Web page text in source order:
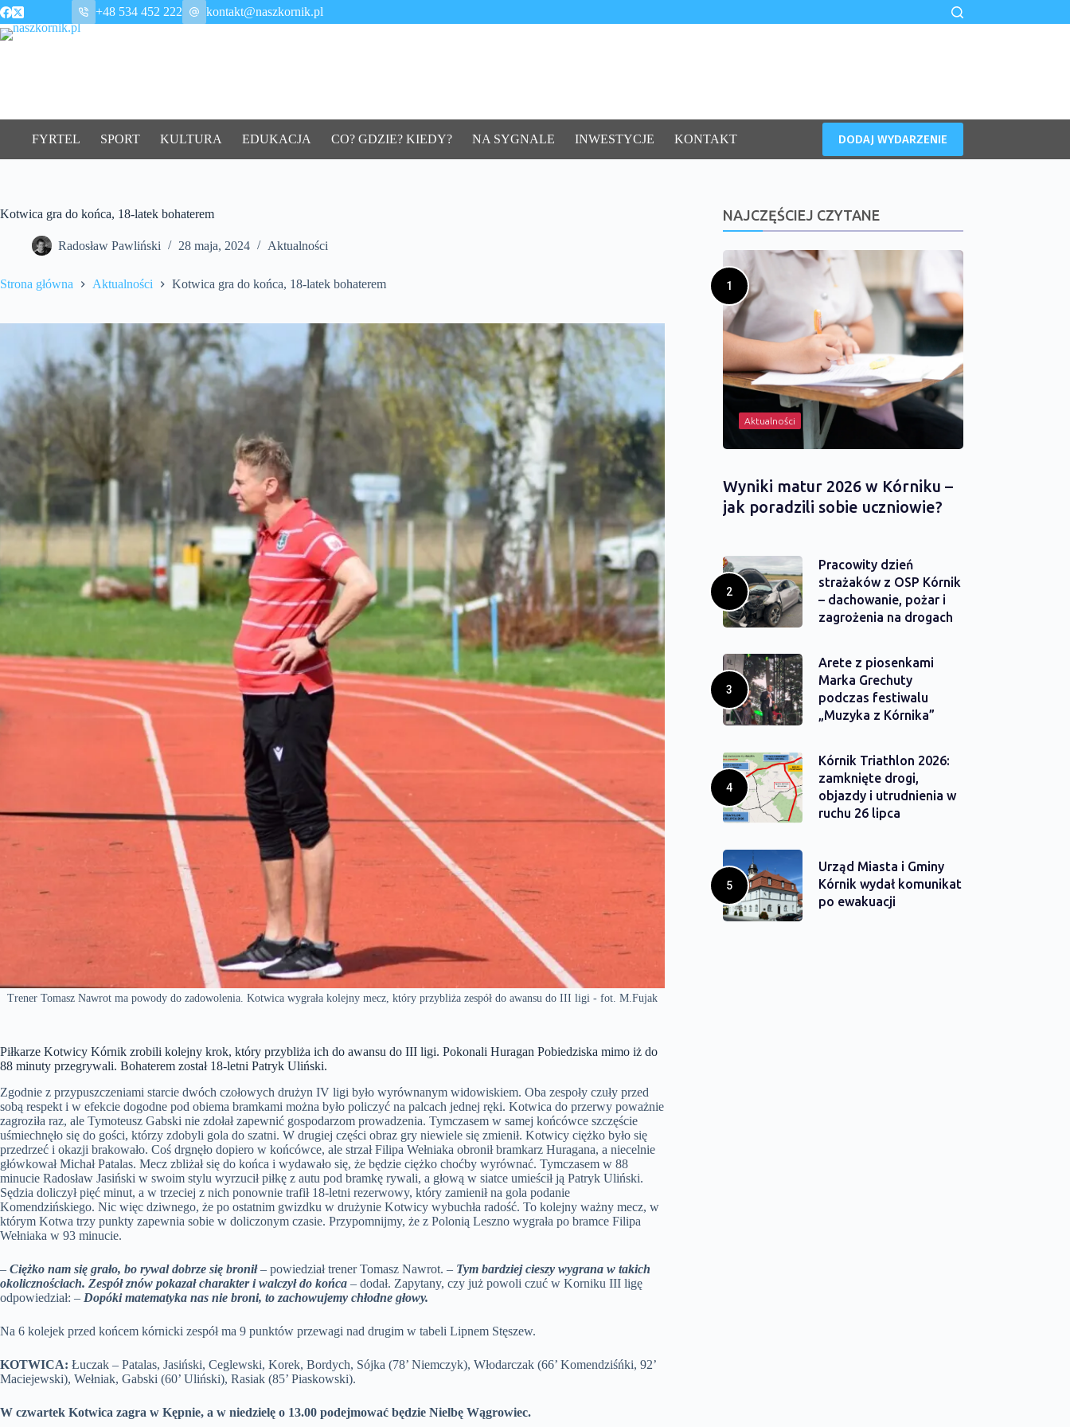
Przejdź
do
treści
+48 534 452 222 kontakt@naszkornik.pl
FYRTEL SPORT KULTURA EDUKACJA CO? GDZIE? KIEDY? NA SYGNALE INWESTYCJE KONTAKT DODAJ WYDARZENIE
Kotwica gra do końca, 18-latek bohaterem
Radosław Pawliński 28 maja, 2024 Aktualności
Strona główna Aktualności Kotwica gra do końca, 18-latek bohaterem
Trener Tomasz Nawrot ma powody do zadowolenia. Kotwica wygrała kolejny mecz, który przybliża zespół do awansu do III ligi - fot. M.Fujak
Piłkarze Kotwicy Kórnik zrobili kolejny krok, który przybliża ich do awansu do III ligi. Pokonali Huragan Pobiedziska mimo iż do
88 minuty przegrywali. Bohaterem został 18-letni Patryk Uliński.
Zgodnie z przypuszczeniami starcie dwóch czołowych drużyn IV ligi było wyrównanym widowiskiem. Oba zespoły czuły przed
sobą respekt i w efekcie dogodne pod obiema bramkami można było policzyć na palcach jednej ręki. Kotwica do przerwy poważnie
zagroziła raz, ale Tymoteusz Gabski nie zdołał zapewnić gospodarzom prowadzenia. Tymczasem w samej końcówce szczęście
uśmiechnęło się do gości, którzy zdobyli gola do szatni. W drugiej części obraz gry niewiele się zmienił. Kotwicy ciężko było się
przedrzeć i okazji brakowało. Coś drgnęło dopiero w końcówce, ale strzał Filipa Wełniaka obronił bramkarz Huragana, a niecelnie
główkował Michał Patalas. Mecz zbliżał się do końca i wydawało się, że będzie ciężko choćby wyrównać. Tymczasem w 88
minucie Radosław Jasiński w swoim stylu wyrzucił piłkę z autu pod bramkę rywali, a głową w siatce umieścił ją Patryk Uliński.
Sędzia doliczył pięć minut, a w trzeciej z nich ponownie trafił 18-letni rezerwowy, który zamienił na gola podanie
Komendzińskiego. Nic więc dziwnego, że po ostatnim gwizdku w drużynie Kotwicy wybuchła radość. To kolejny ważny mecz, w
którym Kotwa trzy punkty zapewnia sobie w doliczonym czasie. Przypomnijmy, że z Polonią Leszno wygrała po bramce Filipa
Wełniaka w 93 minucie.
– Ciężko nam się grało, bo rywal dobrze się bronił– powiedział trener Tomasz Nawrot. – Tym bardziej cieszy wygrana w takich
okolicznościach. Zespół znów pokazał charakter i walczył do końca – dodał. Zapytany, czy już powoli czuć w Korniku III ligę
odpowiedział: – Dopóki matematyka nas nie broni, to zachowujemy chłodne głowy.
Na 6 kolejek przed końcem kórnicki zespół ma 9 punktów przewagi nad drugim w tabeli Lipnem Stęszew.
KOTWICA: Łuczak – Patalas, Jasiński, Ceglewski, Korek, Bordych, Sójka (78’ Niemczyk), Włodarczak (66’ Komendziśńki, 92’
Maciejewski), Wełniak, Gabski (60’ Uliński), Rasiak (85’ Piaskowski).
W czwartek Kotwica zagra w Kępnie, a w niedzielę o 13.00 podejmować będzie Nielbę Wągrowiec.
NAJCZĘŚCIEJ CZYTANE
Aktualności
Wyniki matur 2026 w Kórniku –
jak poradzili sobie uczniowie?
Pracowity dzień
strażaków z OSP Kórnik
– dachowanie, pożar i
zagrożenia na drogach
Arete z piosenkami
Marka Grechuty
podczas festiwalu
„Muzyka z Kórnika”
Kórnik Triathlon 2026:
zamknięte drogi,
objazdy i utrudnienia w
ruchu 26 lipca
Urząd Miasta i Gminy
Kórnik wydał komunikat
po ewakuacji